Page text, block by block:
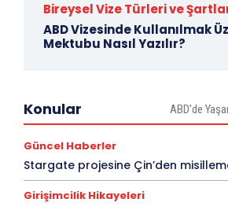
Bireysel Vize Türleri ve
ABD Vizesinde Kullanılmak
Mektubu Nasıl Yazılır?
Konular ABD'de
Güncel Haberler
Stargate projesine Çin’den
Girişimcilik Hikayeleri